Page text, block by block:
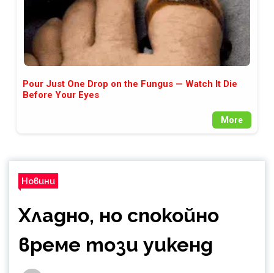
Pour Just One Drop on the Fungus — Watch It Die
Before Your Eyes
More
Новини
Хладно, но спокойно
време този уикенд